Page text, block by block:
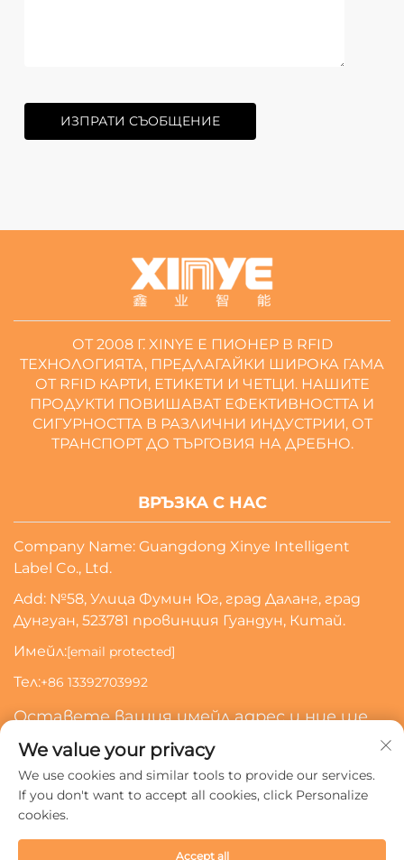
ИЗПРАТИ СЪОБЩЕНИЕ
ОТ 2008 Г. XINYE Е ПИОНЕР В RFID
ТЕХНОЛОГИЯТА, ПРЕДЛАГАЙКИ ШИРОКА ГАМА
ОТ RFID КАРТИ, ЕТИКЕТИ И ЧЕТЦИ. НАШИТЕ
ПРОДУКТИ ПОВИШАВАТ ЕФЕКТИВНОСТТА И
СИГУРНОСТТА В РАЗЛИЧНИ ИНДУСТРИИ, ОТ
ТРАНСПОРТ ДО ТЪРГОВИЯ НА ДРЕБНО.
ВРЪЗКА С НАС
Company Name: Guangdong Xinye Intelligent
Label Co., Ltd.
Add: №58, Улица Фумин Юг, град Даланг, град
Дунгуан, 523781 провинция Гуандун, Китай.
Имейл:[email protected]
Тел:+86 13392703992
Оставете вашия имейл адрес и ние ще
се свържем с вас
Абонирай Се
We value your privacy
We use cookies and similar tools to provide our services.
If you don't want to accept all cookies, click Personalize
cookies.
Accept all